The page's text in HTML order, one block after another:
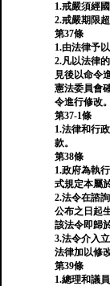
1.戒嚴須經
2.戒嚴期限
第37條
1.由法律予
2.凡以法律
見後以命令
憲法委員會
令進行修改。
第37-1條
1.法律和行
款。
第38條
1.政府為執
式規定本屬
2.法令在諮
公布之日起
該法令即歸
3.法令介入
法律加以修改
第39條
1.總理和議